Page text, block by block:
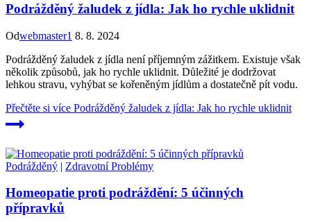
Podrážděný žaludek z jídla: Jak ho rychle uklidnit
Odwebmaster1 8. 8. 2024
Podrážděný žaludek z jídla není příjemným zážitkem. Existuje však
několik způsobů, jak ho rychle uklidnit. Důležité je dodržovat
lehkou stravu, vyhýbat se kořeněným jídlům a dostatečně pít vodu.
Přečtěte si více Podrážděný žaludek z jídla: Jak ho rychle uklidnit
Podrážděný | Zdravotní Problémy
Homeopatie proti podráždění: 5 účinných
přípravků